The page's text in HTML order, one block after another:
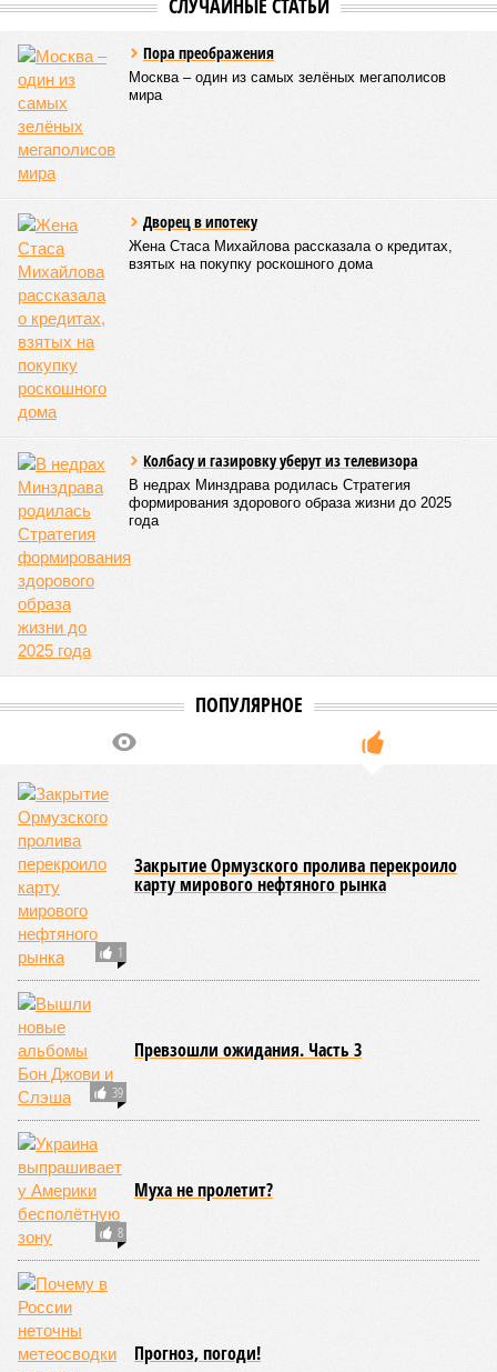
Вот только почему для менеджмента РЖД столь же
естественным считается вкладываться в закавказскую
«железку» тогда, когда на российских железных дорогах не
тольконе решены
возникаютновые? Даст ли здесь свой комментарий
Белозёров?
Гарник Туманян, политолог
– Вероятно, в случае разрыва концессии Пашинян со
своими европейскими партнёрами могут
инициировать новый проект на территории Армении
подобно трамповскому TRIPP, где будет создана
европейская концессия для управления путями, а
доходы от эксплуатации путей будут делиться плюс-
минус в таком же соотношении, как с американцами
(74% – Вашингтону, 26% – Еревану).
Мирослава Регинская, публицист
– Довольно вероятным представляется вариант
развития событий, при котором после ухода РЖД
железные дороги Армении быстро обретут другого
спонсора. Вряд ли Пашинян стал бы провоцировать
РЖД совсем без гарантий. В сущности, это очередной
и привычный уже «слив» России бывшими союзниками.
Потерянные нами сателлиты ищут и обретают
новых хозяев, и никакая благодарность или даже
значительная выгода их в этом не могут остановить.
Юрий Баранчик, политолог
– Понятно, почему Пашинян хочет отжать актив
РЖД – в отместку за закрытие российских рынков. Ну
и вообще, чтобы ничего российского в стране не
осталось. Вместе с тем, если маленький Пашинян
отожмёт актив большой РЖД в маленькой Армении,
то о какой результативной внешней политике России
можно будет говорить в принципе?
Опубликовано:08.08.2026 17:00
Экс-президент
Финляндии
отказался признать
Россию угрозой для
Европы
Мочить в
сортире
КОММЕНТАРИИ
Версия Украина
адекватный ответ
Киев перешёл к террору гражданских, пора давать
адекватный ответ
Мочить в сортире